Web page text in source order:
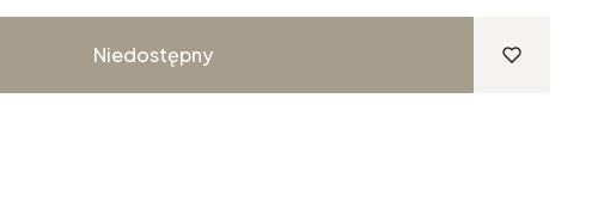
Niedostępny